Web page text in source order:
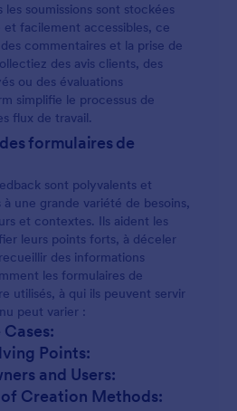
soumissions sont stockées
et facilement accessibles, ce
commentaires et la prise de
des avis clients, des
ou des évaluations
simplifie le processus de
flux de travail.
formulaires de
sont polyvalents et
une grande variété de besoins,
et contextes. Ils aident les
leurs points forts, à déceler
des informations
les formulaires de
utilisés, à qui ils peuvent servir
peut varier :
Cases:
Points:
and Users:
Creation Methods: